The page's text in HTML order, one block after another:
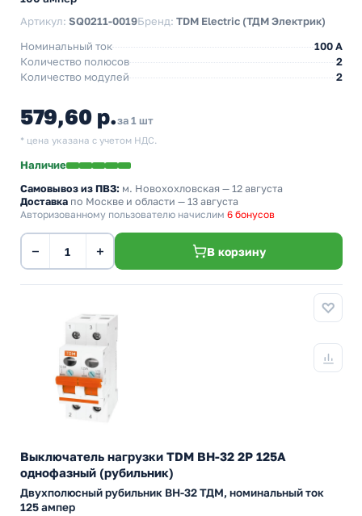
Артикул: SQ0211-0019Бренд: TDM Electric (ТДМ Электрик)
Номинальный ток
100 A
Количество полюсов
2
Количество модулей
2
579,60 р.за 1 шт
* цена указана с учетом НДС.
Наличие
Самовывоз из ПВЗ: м. Новохохловская — 12 августа
Доставка по Москве и области — 13 августа
Авторизованному пользователю начислим 6 бонусов
− + В корзину
Выключатель нагрузки TDM ВН-32 2P 125A
однофазный (рубильник)
Двухполюсный рубильник BH-32 ТДМ, номинальный ток
125 ампер